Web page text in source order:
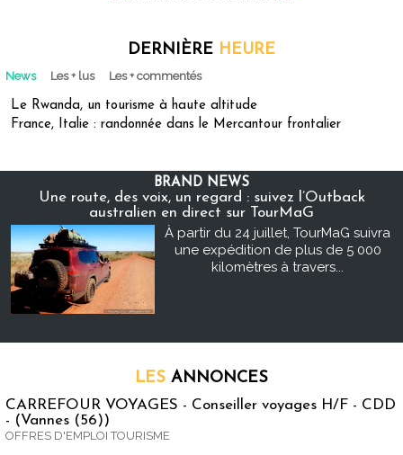
DERNIÈRE HEURE
News Les + lus Les + commentés
Le Rwanda, un tourisme à haute altitude
France, Italie : randonnée dans le Mercantour frontalier
BRAND NEWS
Une route, des voix, un regard : suivez l’Outback
australien en direct sur TourMaG
À partir du 24 juillet, TourMaG suivra
une expédition de plus de 5 000
kilomètres à travers...
LES ANNONCES
CARREFOUR VOYAGES - Conseiller voyages H/F - CDD
- (Vannes (56))
OFFRES D'EMPLOI TOURISME